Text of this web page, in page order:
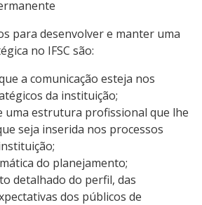
para desenvolver e manter uma
no IFSC são:
a comunicação esteja nos
da instituição;
uma estrutura profissional que lhe
seja inserida nos processos
do planejamento;
detalhado do perfil, das
dos públicos de